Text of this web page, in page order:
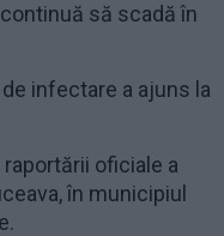
să scadă în
infectare a ajuns la
oficiale a
în municipiul